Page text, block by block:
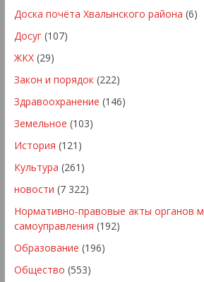
Доска почёта Хвалынского района (6)
Досуг(107)
ЖКХ(29)
Закон и порядок(222)
Здравоохранение (146)
Земельное (103)
История (121)
Культура (261)
новости (7 322)
Нормативно-правовые акты органов
самоуправления (192)
Образование (196)
Общество (553)